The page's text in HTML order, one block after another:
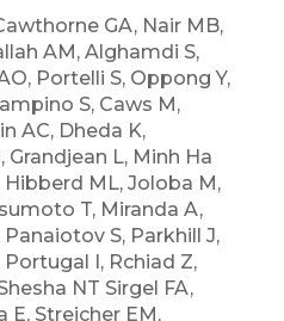
GA, Nair MB,
AM, Alghamdi S,
Portelli S, Oppong Y,
S, Caws M,
AC, Dheda K,
Grandjean L, Minh Ha
Hibberd ML, Joloba M,
T, Miranda A,
S, Parkhill J,
I, Rchiad Z,
NT Sirgel FA,
E, Streicher EM,